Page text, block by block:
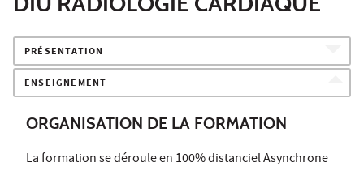
PRÉSENTATION
ENSEIGNEMENT
ORGANISATION DE LA FORMATION
La formation se déroule en 100% distanciel Asynchrone